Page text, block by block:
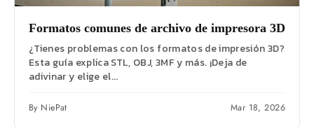
Formatos comunes de archivo de impresora 3D
¿Tienes problemas con los formatos de impresión 3D?
Esta guía explica STL, OBJ, 3MF y más. ¡Deja de
adivinar y elige el...
By NiePat Mar 18, 2026